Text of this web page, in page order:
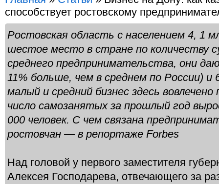
способствует ростовскому
Ростовская область с населением 4, 1
шестое место в стране по количеству
среднего предпринимательства, они
11% больше, чем в среднем по России) и
малый и средний бизнес здесь
число самозанятых за прошлый год
000 человек. С чем связана
ростовчан — в репортаже Forbes
Над головой у первого заместителя
Алексея Господарева, отвечающего за